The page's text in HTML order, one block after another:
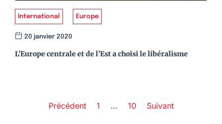
International Europe
20 janvier 2020
L’Europe centrale et de l’Est a choisi le libéralisme
Précédent 1 … 10 Suivant